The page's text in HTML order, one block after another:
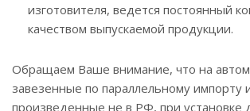
изготовителя, ведется постоянный
качеством выпускаемой продукции.
Обращаем Ваше внимание, что на
завезенные по параллельному импорту
произведенные не в РФ, при установке